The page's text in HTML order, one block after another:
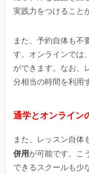
実践力をつけること
また、予約自体も不
す。オンラインでは
ができます。なお、
分相当の時間を利用
通学とオンライン
また、レッスン自体
併用が可能です。こ
できるスクールも少